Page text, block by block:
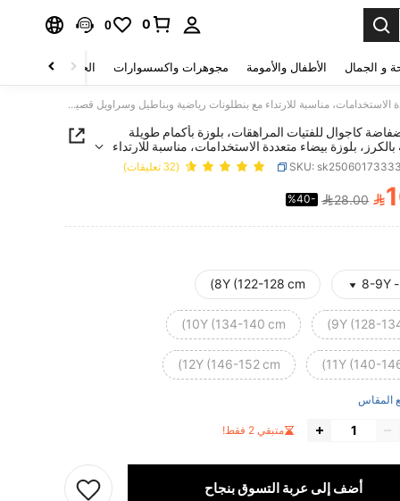
0
0
و الجمال الأطفال والأمومة مجوهرات واكسسوارات الحقائب والأمتعة
بلوزة فضفاضة كاجوال للفتيات المراهقات، بلوزة بأكمام طويلة مطبوعة بالكرز، بلوزة بيضاء متعددة الاستخدامات، مناسبة للارتداء مع بنطلونات رياضية وبناطيل وسراويل قصيرة وجاكيتات في فصلي الخريف والشتاء
كاجوال للفتيات المراهقات، بلوزة بأكمام طويلة
بلوزة بيضاء متعددة الاستخدامات، مناسبة للارتداء
رياضية وبناطيل وسراويل قصيرة وجاكيتات في
والشتاء
SKU: (32 تعليقات)
PRICE AND 
28.00
%40-
8-9Y
8Y (122-128 cm)
9Y (128-
10Y (134-140 cm)
11Y (140-
12Y (146-152 cm)
المقاس
متبقي 2 فقط!
أضف إلى عربة التسوق بنجاح